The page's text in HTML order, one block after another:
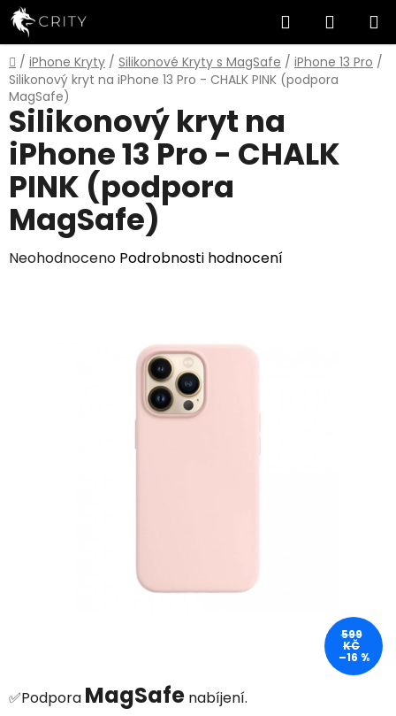
Přejít
na
obsah
Hledat
KOŠÍK
Domů
/ iPhone Kryty / Silikonové Kryty s MagSafe / iPhone 13 Pro /
Silikonový kryt na iPhone 13 Pro - CHALK PINK (podpora
MagSafe)
✅Podpora MagSafe nabíjení.
Silikonový kryt na
iPhone 13 Pro - CHALK
PINK (podpora
MagSafe)
Průměrné
Neohodnoceno Podrobnosti hodnocení
599
KČ
–16 %